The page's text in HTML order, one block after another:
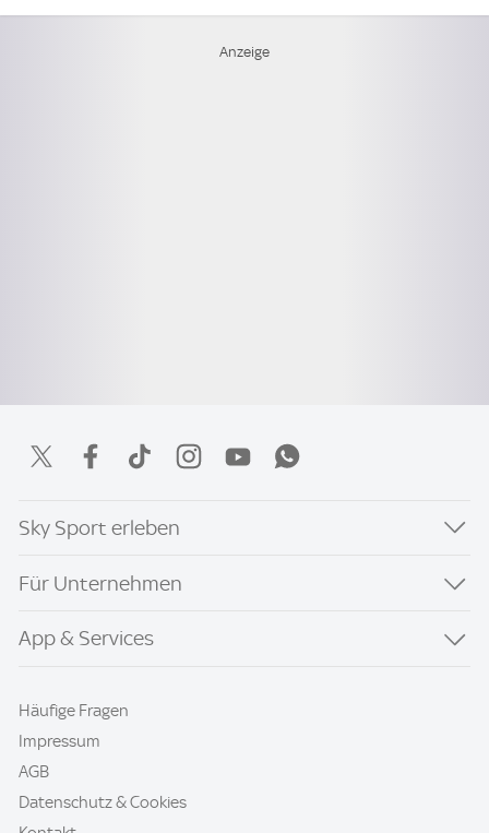
Sky Sport erleben
Für Unternehmen
App & Services
Häufige Fragen
Impressum
AGB
Datenschutz & Cookies